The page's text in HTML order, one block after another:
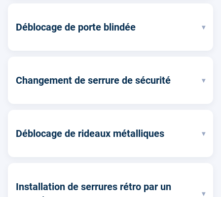
Déblocage de porte blindée ▾
Changement de serrure de sécurité ▾
Déblocage de rideaux métalliques ▾
Installation de serrures rétro par un
▾